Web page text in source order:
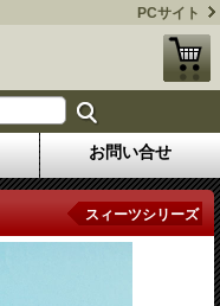
PCサイト
お問い合せ
スィーツシリーズ